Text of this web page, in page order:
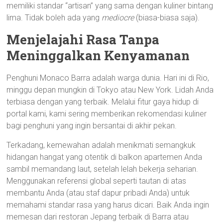
memiliki standar “artisan” yang sama dengan kuliner bintang
lima. Tidak boleh ada yang mediocre(biasa-biasa saja).
Menjelajahi Rasa Tanpa
Meninggalkan Kenyamanan
Penghuni Monaco Barra adalah warga dunia. Hari ini di Rio,
minggu depan mungkin di Tokyo atau New York. Lidah Anda
terbiasa dengan yang terbaik. Melalui fitur gaya hidup di
portal kami, kami sering memberikan rekomendasi kuliner
bagi penghuni yang ingin bersantai di akhir pekan.
Terkadang, kemewahan adalah menikmati semangkuk
hidangan hangat yang otentik di balkon apartemen Anda
sambil memandang laut, setelah lelah bekerja seharian.
Menggunakan referensi global seperti tautan di atas
membantu Anda (atau staf dapur pribadi Anda) untuk
memahami standar rasa yang harus dicari. Baik Anda ingin
memesan dari restoran Jepang terbaik di Barra atau